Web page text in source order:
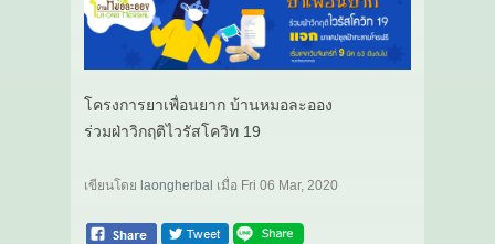
โครงการยาเพื่อนยาก บ้านหมอละออง
ร่วมฝ่าวิกฤติไวรัสโควิท 19
เขียนโดย laongherbal เมื่อ Fri 06 Mar, 2020